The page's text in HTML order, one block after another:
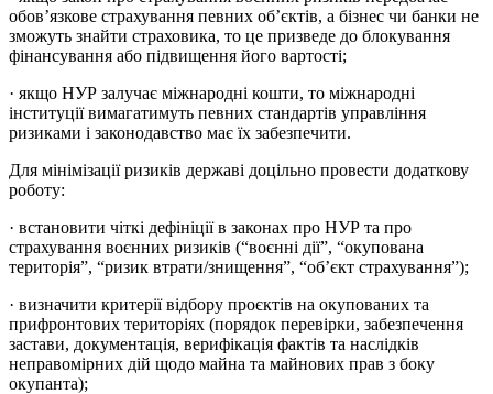
обов’язкове страхування певних об’єктів, а бізнес чи банки не
зможуть знайти страховика, то це призведе до блокування
фінансування або підвищення його вартості;
· якщо НУР залучає міжнародні кошти, то міжнародні
інституції вимагатимуть певних стандартів управління
ризиками і законодавство має їх забезпечити.
Для мінімізації ризиків державі доцільно провести додаткову
роботу:
· встановити чіткі дефініції в законах про НУР та про
страхування воєнних ризиків (“воєнні дії”, “окупована
територія”, “ризик втрати/знищення”, “об’єкт страхування”);
· визначити критерії відбору проєктів на окупованих та
прифронтових територіях (порядок перевірки, забезпечення
застави, документація, верифікація фактів та наслідків
неправомірних дій щодо майна та майнових прав з боку
окупанта);